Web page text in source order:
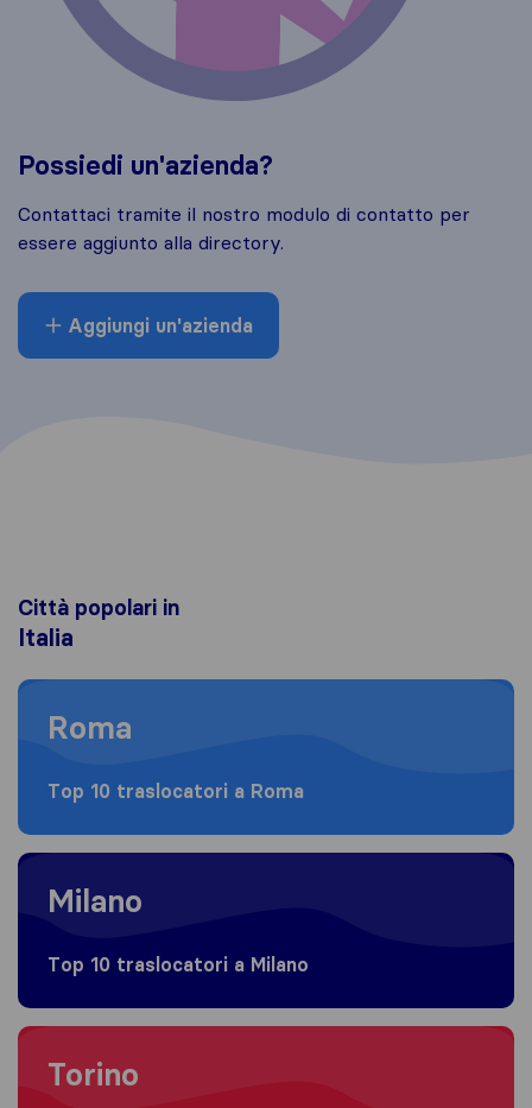
Possiedi un'azienda?
Contattaci tramite il nostro modulo di contatto per
essere aggiunto alla directory.
Aggiungi un'azienda
Città popolari in
Italia
Moving to Roma
Roma
Top 10 traslocatori a Roma
Moving to Milano
Milano
Top 10 traslocatori a Milano
Moving to Torino
Torino